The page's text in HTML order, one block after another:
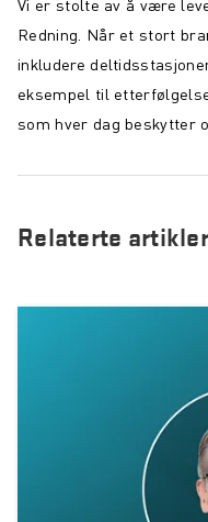
Vi er stolte av å være
Redning. Når et stort
inkludere
eksempel til
som hver dag beskytter
Relaterte artikler